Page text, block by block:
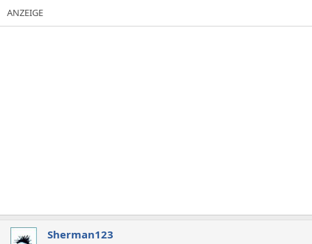
Sherman123